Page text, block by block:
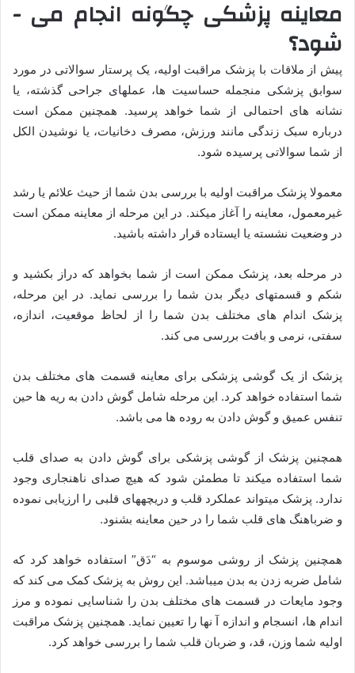
معاینه پزشکی چگونه انجام می ­
شود؟
پیش از ملاقات با پزشک مراقبت اولیه، یک پرستار سوالاتی در مورد
سوابق پزشکی من­جمله حساسیت­ ها، عمل­های جراحی گذشته، یا
نشانه­ های احتمالی از شما خواهد پرسید. همچنین ممکن است
درباره سبک زندگی مانند ورزش، مصرف دخانیات، یا نوشیدن الکل
از شما سوالاتی پرسیده شود.
معمولا پزشک مراقبت اولیه با بررسی بدن شما از حیث علائم یا رشد
غیرمعمول، معاینه را آغاز می­کند. در این مرحله از معاینه ممکن است
در وضعیت نشسته یا ایستاده قرار داشته باشید.
در مرحله بعد، پزشک ممکن است از شما بخواهد که دراز بکشید و
شکم و قسمت­های دیگر بدن شما را بررسی نماید. در این مرحله،
پزشک اندام ­های مختلف بدن شما را از لحاظ موقعیت، اندازه،
سفتی، نرمی و بافت بررسی می­ کند.
پزشک از یک گوشی پزشکی برای معاینه قسمت­ های مختلف بدن
شما استفاده خواهد کرد. این مرحله شامل گوش دادن به ریه­ ها حین
تنفس عمیق و گوش دادن به روده ­ها می ­باشد.
همچنین پزشک از گوشی پزشکی برای گوش دادن به صدای قلب
شما استفاده می­کند تا مطمئن شود که هیچ صدای ناهنجاری وجود
ندارد. پزشک می­تواند عملکرد قلب و دریچه­های قلبی را ارزیابی نموده
و ضرباهنگ ­های قلب شما را در حین معاینه بشنود.
همچنین پزشک از روشی موسوم به “دَق” استفاده خواهد کرد که
شامل ضربه زدن به بدن می­باشد. این روش به پزشک کمک می­ کند که
وجود مایعات در قسمت ­های مختلف بدن را شناسایی نموده و مرز
اندام ­ها، انسجام و اندازه آ ن­ها را تعیین نماید. همچنین پزشک مراقبت
اولیه شما وزن، قد، و ضربان قلب شما را بررسی خواهد کرد.